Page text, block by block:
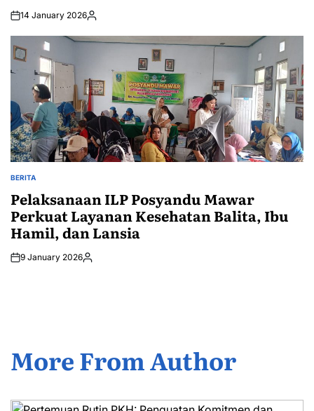
14 January 2026Posted
POSTED
BERITA
Pelaksanaan ILP Posyandu Mawar
Perkuat Layanan Kesehatan Balita, Ibu
Hamil, dan Lansia
9 January 2026Posted
More From Author